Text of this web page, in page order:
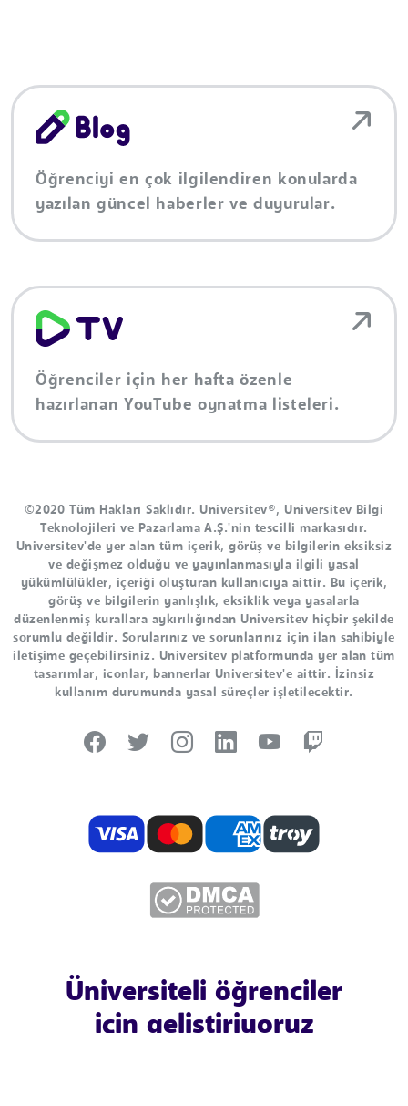
Öğrenciyi en çok ilgilendiren konularda
yazılan güncel haberler ve duyurular.
Öğrenciler için her hafta özenle
hazırlanan YouTube oynatma listeleri.
©2020 Tüm Hakları Saklıdır. Universitev®, Universitev Bilgi
Teknolojileri ve Pazarlama A.Ş.'nin tescilli markasıdır.
Universitev'de yer alan tüm içerik, görüş ve bilgilerin eksiksiz
ve değişmez olduğu ve yayınlanmasıyla ilgili yasal
yükümlülükler, içeriği oluşturan kullanıcıya aittir. Bu içerik,
görüş ve bilgilerin yanlışlık, eksiklik veya yasalarla
düzenlenmiş kurallara aykırılığından Universitev hiçbir şekilde
sorumlu değildir. Sorularınız ve sorunlarınız için ilan sahibiyle
iletişime geçebilirsiniz. Universitev platformunda yer alan tüm
tasarımlar, iconlar, bannerlar Universitev'e aittir. İzinsiz
kullanım durumunda yasal süreçler işletilecektir.
Üniversiteli öğrenciler
için geliştiriyoruz